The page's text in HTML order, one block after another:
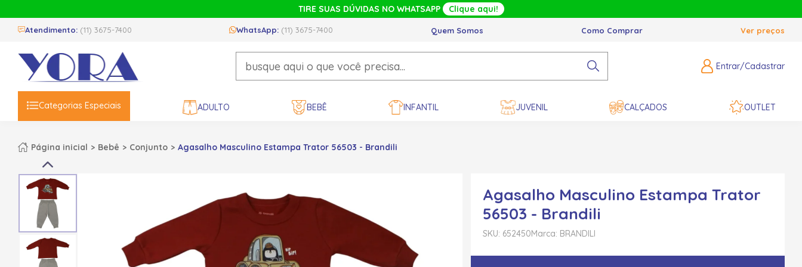
TIRE SUAS DÚVIDAS NO WHATSAPP Clique aqui!
Atendimento: (11) 3675-7400 WhatsApp: (11) 3675-7400 Quem Somos Como Comprar Ver preços
Entrar/Cadastrar
Categorias Especiais ADULTO BEBÊ INFANTIL JUVENIL CALÇADOS OUTLET
Página inicial Bebê Conjunto Agasalho Masculino Estampa Trator 56503 - Brandili
Agasalho Masculino Estampa Trator
56503 - Brandili
SKU: 652450Marca: BRANDILI